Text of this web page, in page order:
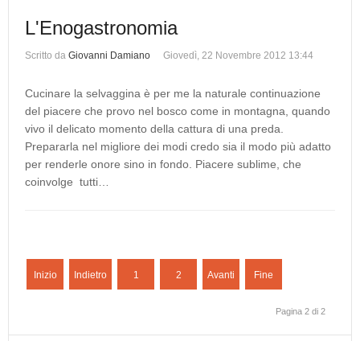
L'Enogastronomia
Scritto da Giovanni Damiano Giovedì, 22 Novembre 2012 13:44
Cucinare la selvaggina è per me la naturale continuazione
del piacere che provo nel bosco come in montagna, quando
vivo il delicato momento della cattura di una preda.
Prepararla nel migliore dei modi credo sia il modo più adatto
per renderle onore sino in fondo. Piacere sublime, che
coinvolge tutti…
Inizio Indietro 1 2 Avanti Fine
Pagina 2 di 2